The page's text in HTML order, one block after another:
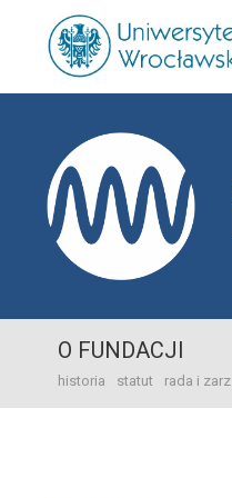
O FUNDACJI
historia statut rada i zarząd